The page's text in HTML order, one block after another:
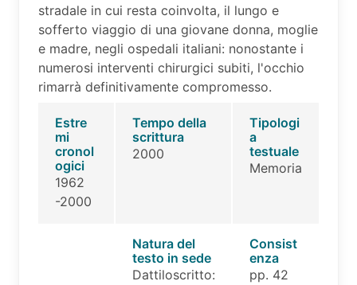
stradale in cui resta coinvolta, il lungo e
sofferto viaggio di una giovane donna, moglie
e madre, negli ospedali italiani: nonostante i
numerosi interventi chirurgici subiti, l'occhio
rimarrà definitivamente compromesso.
Estre
mi
cronol
ogici
1962
-2000
Tempo della
scrittura
2000
Tipologi
a
testuale
Memoria
Natura del
testo in sede
Dattiloscritto:
Consist
enza
pp. 42